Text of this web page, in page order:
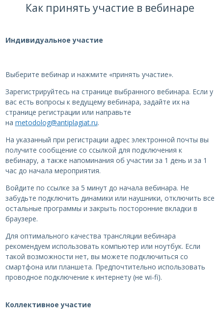
Как принять участие в вебинаре
Индивидуальное участие
Выберите вебинар и нажмите «принять участие».
Зарегистрируйтесь на странице выбранного вебинара. Если у
вас есть вопросы к ведущему вебинара, задайте их на
странице регистрации или направьте
на metodolog@antiplagiat.ru.
На указанный при регистрации адрес электронной почты вы
получите сообщение со ссылкой для подключения к
вебинару, а также напоминания об участии за 1 день и за 1
час до начала мероприятия.
Войдите по ссылке за 5 минут до начала вебинара. Не
забудьте подключить динамики или наушники, отключить все
остальные программы и закрыть посторонние вкладки в
браузере.
Для оптимального качества трансляции вебинара
рекомендуем использовать компьютер или ноутбук. Если
такой возможности нет, вы можете подключиться со
смартфона или планшета. Предпочтительно использовать
проводное подключение к интернету (не wi-fi).
Коллективное участие